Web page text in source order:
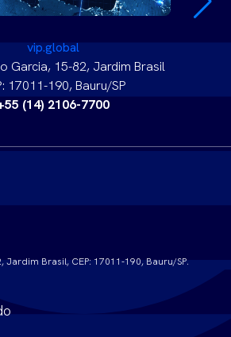
vip.global
Garcia, 15-82, Jardim Brasil
17011-190, Bauru/SP
(14) 2106-7700
Jardim Brasil, CEP: 17011-190, Bauru/SP.